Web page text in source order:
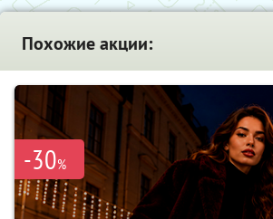
Похожие акции:
-30%